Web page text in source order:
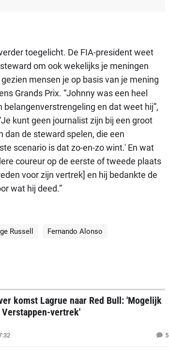
toegelicht. De FIA-president weet
om ook wekelijks je meningen
mensen je op basis van je mening
Grands Prix. “Johnny was een heel
en dat weet hij”,
kunt geen journalist zijn bij een groot
de steward spelen, die een
scenario is dat zo-en-zo wint.' En wat
coureur op de eerste of tweede plaats
voor zijn vertrek] en hij bedankte de
wat hij deed.”
Russell
Fernando Alonso
komst Lagrue naar Red Bull: 'Mogelijk
vertrek'
5